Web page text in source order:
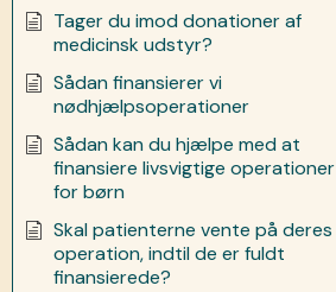
Tager du imod donationer af
medicinsk udstyr?
Sådan finansierer vi
nødhjælpsoperationer
Sådan kan du hjælpe med at
finansiere livsvigtige operationer
for børn
Skal patienterne vente på deres
operation, indtil de er fuldt
finansierede?